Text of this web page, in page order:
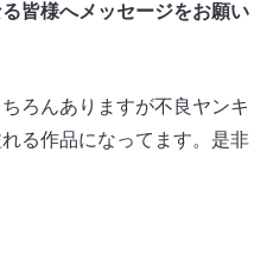
皆様へメッセージをお願い
ろんありますが不良ヤンキ
る作品になってます。是非